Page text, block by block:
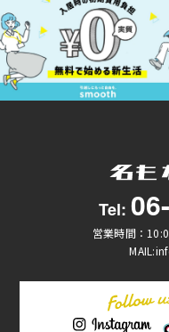
Tel:
営業時間：